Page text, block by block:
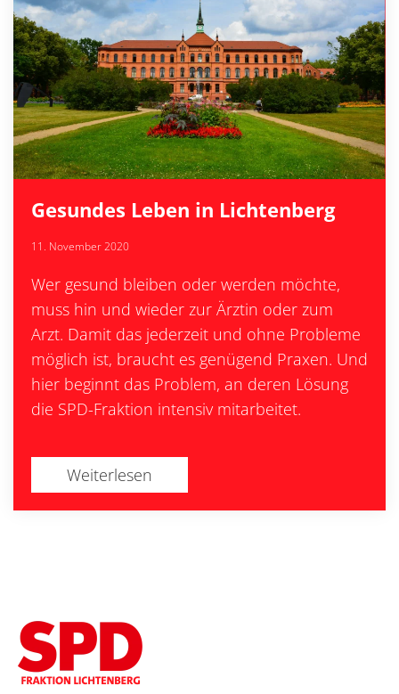
Gesundes Leben in Lichtenberg
11. November 2020
Wer gesund bleiben oder werden möchte,
muss hin und wieder zur Ärztin oder zum
Arzt. Damit das jederzeit und ohne Probleme
möglich ist, braucht es genügend Praxen. Und
hier beginnt das Problem, an deren Lösung
die SPD-Fraktion intensiv mitarbeitet.
Weiterlesen